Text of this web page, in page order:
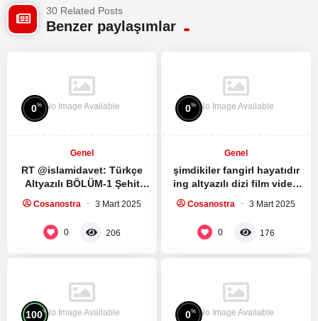
30 Related Posts
Benzer paylaşımlar
No Image Available
0%
Genel
RT @islamidavet: Türkçe
Altyazılı BÖLÜM-1 Şehit
Seyyid Haşim Safiyüddin’in
medya sitesi ile yaptığı
Cosanostra 3 Mart 2025
0 206
No Image Available
0%
Genel
şimdikiler fangirl hayatıdır
ing altyazılı dizi film video
izleme kültürüdür bunlara
sahip değil mi…
Cosanostra 3 Mart 2025
0 176
No Image Available
100% No Image Available
0%